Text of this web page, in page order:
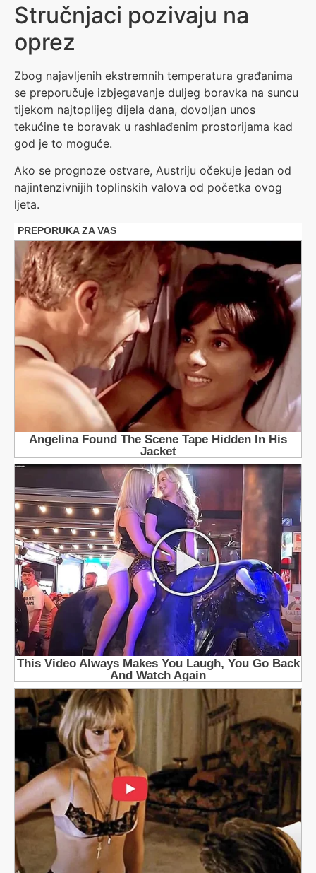
Stručnjaci pozivaju na
oprez
Zbog najavljenih ekstremnih temperatura građanima
se preporučuje izbjegavanje duljeg boravka na suncu
tijekom najtoplijeg dijela dana, dovoljan unos
tekućine te boravak u rashlađenim prostorijama kad
god je to moguće.
Ako se prognoze ostvare, Austriju očekuje jedan od
najintenzivnijih toplinskih valova od početka ovog
ljeta.